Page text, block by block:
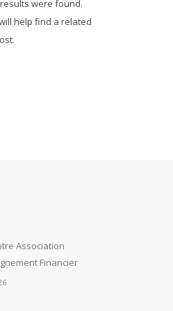
were found.
help find a related
Association
Financier